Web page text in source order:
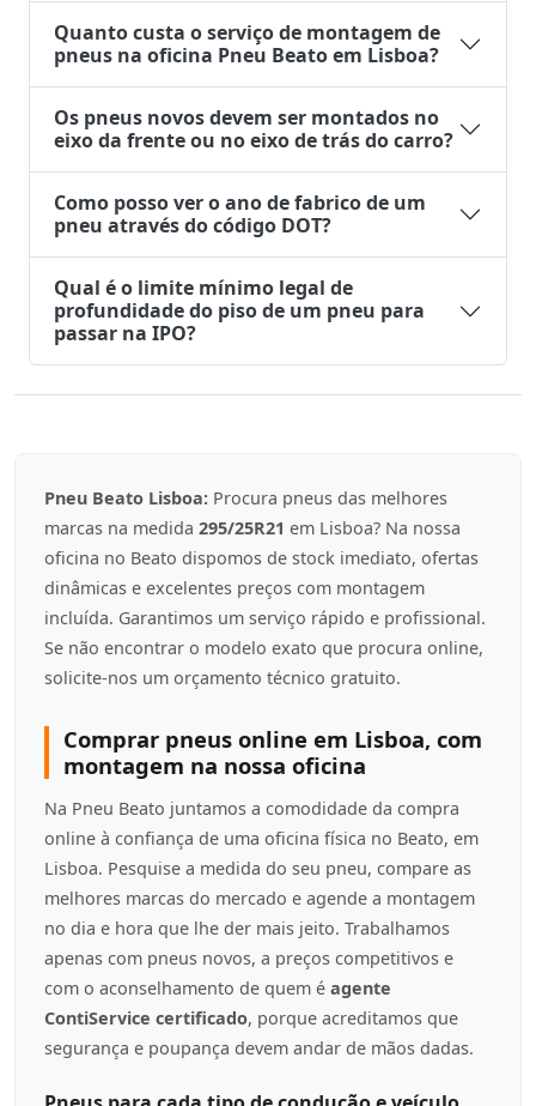
Quanto custa o serviço de montagem de
pneus na oficina Pneu Beato em Lisboa?
Os pneus novos devem ser montados no
eixo da frente ou no eixo de trás do carro?
Como posso ver o ano de fabrico de um
pneu através do código DOT?
Qual é o limite mínimo legal de
profundidade do piso de um pneu para
passar na IPO?
Pneu Beato Lisboa: Procura pneus das melhores
marcas na medida 295/25R21 em Lisboa? Na nossa
oficina no Beato dispomos de stock imediato, ofertas
dinâmicas e excelentes preços com montagem
incluída. Garantimos um serviço rápido e profissional.
Se não encontrar o modelo exato que procura online,
solicite-nos um orçamento técnico gratuito.
Comprar pneus online em Lisboa, com
montagem na nossa oficina
Na Pneu Beato juntamos a comodidade da compra
online à confiança de uma oficina física no Beato, em
Lisboa. Pesquise a medida do seu pneu, compare as
melhores marcas do mercado e agende a montagem
no dia e hora que lhe der mais jeito. Trabalhamos
apenas com pneus novos, a preços competitivos e
com o aconselhamento de quem é agente
ContiService certificado, porque acreditamos que
segurança e poupança devem andar de mãos dadas.